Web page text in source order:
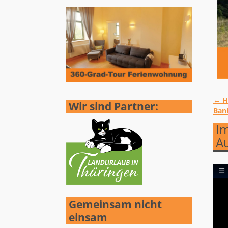
←
Wir sind Partner:
Gemeinsam nicht
einsam